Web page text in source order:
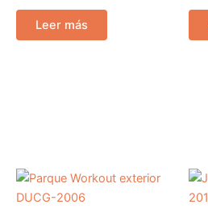
Leer más